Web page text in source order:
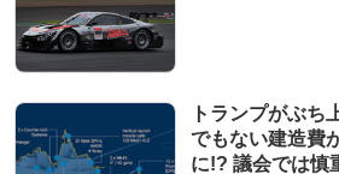
トランプがぶち
でもない建造費
に!? 議会では慎